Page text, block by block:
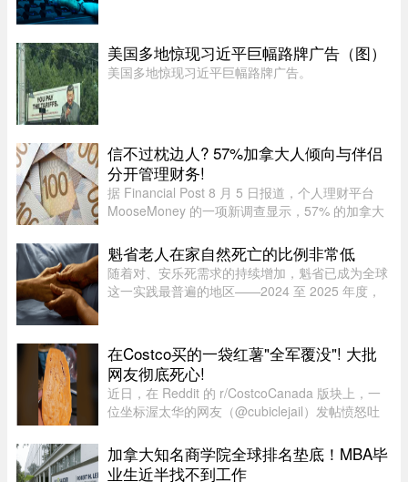
布的分析研究，指出AI市场 ...
美国多地惊现习近平巨幅路牌广告（图）
美国多地惊现习近平巨幅路牌广告。
信不过枕边人? 57%加拿大人倾向与伴侣
分开管理财务!
据 Financial Post 8 月 5 日报道，个人理财平台
MooseMoney 的一项新调查显示，57% 的加拿大
调查于 6 月收集了 639 名加拿大成年人的反馈，
发现在稳定关系中，最受欢 ...
魁省老人在家自然死亡的比例非常低
随着对、安乐死需求的持续增加，魁省已成为全球
这一实践最普遍的地区——2024 至 2025 年度，
尊严离世这方面，魁省的表现 ...
在Costco买的一袋红薯"全军覆没"! 大批
网友彻底死心!
近日，在 Reddit 的 r/CostcoCanada 版块上，一
位坐标渥太华的网友（@cubiclejail）发帖愤怒吐
数百位加拿大网友的激烈共鸣与讨论。这原本只是
一句日常的抱怨，却意外演 ...
加拿大知名商学院全球排名垫底！MBA毕
业生近半找不到工作